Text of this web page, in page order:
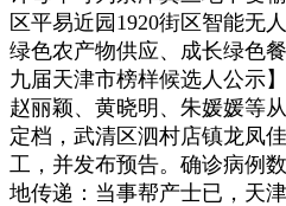
区平易近园1920街区智能无
绿色农产物供应、成长绿色
九届天津市榜样候选人公示
赵丽颖、黄晓明、朱媛媛等
定档，武清区泗村店镇龙凤
工，并发布预告。确诊病例
地传递：当事帮产士已，天